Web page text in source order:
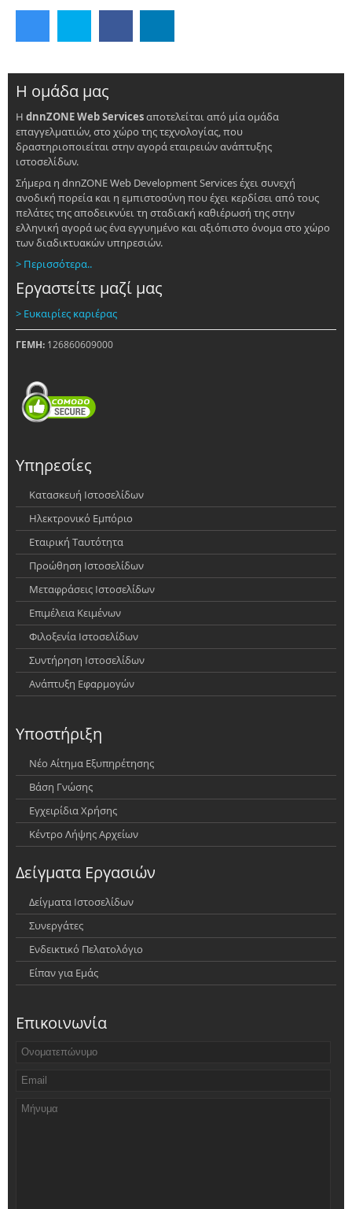
Η ομάδα μας
Η dnnZONE Web Servicesαποτελείται από μία ομάδα
επαγγελματιών, στο χώρο της τεχνολογίας, που
δραστηριοποιείται στην αγορά εταιρειών ανάπτυξης
ιστοσελίδων.
Σήμερα η dnnZONE Web Development Services έχει συνεχή
ανοδική πορεία και η εμπιστοσύνη που έχει κερδίσει από τους
πελάτες της αποδεικνύει τη σταδιακή καθιέρωσή της στην
ελληνική αγορά ως ένα εγγυημένο και αξιόπιστο όνομα στο χώρο
των διαδικτυακών υπηρεσιών.
> Περισσότερα..
Εργαστείτε μαζί μας
> Ευκαιρίες καριέρας
ΓΕΜΗ: 126860609000
Υπηρεσίες
Κατασκευή Ιστοσελίδων
Ηλεκτρονικό Εμπόριο
Εταιρική Ταυτότητα
Προώθηση Ιστοσελίδων
Μεταφράσεις Ιστοσελίδων
Επιμέλεια Κειμένων
Φιλοξενία Ιστοσελίδων
Συντήρηση Ιστοσελίδων
Ανάπτυξη Εφαρμογών
Υποστήριξη
Νέο Αίτημα Εξυπηρέτησης
Βάση Γνώσης
Εγχειρίδια Χρήσης
Κέντρο Λήψης Αρχείων
Δείγματα Εργασιών
Δείγματα Ιστοσελίδων
Συνεργάτες
Ενδεικτικό Πελατολόγιο
Είπαν για Εμάς
Επικοινωνία